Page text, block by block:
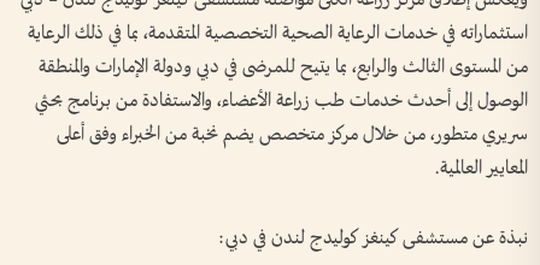
استثماراته في خدمات الرعاية الصحية التخصصية المتقدمة، بما في ذلك الرعاية
من المستوى الثالث والرابع، بما يتيح للمرضى في دبي ودولة الإمارات والمنطقة
الوصول إلى أحدث خدمات طب زراعة الأعضاء، والاستفادة من برنامج بحثي
سريري متطور، من خلال مركز متخصص يضم نخبة من الخبراء وفق أعلى
المعايير العالمية.
نبذة عن مستشفى كينغز كوليدج لندن في دبي: